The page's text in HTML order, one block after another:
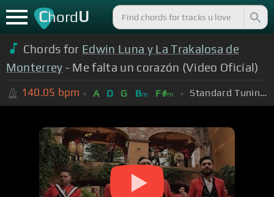
ChordU
Chords for Edwin Luna y La Trakalosa de
Monterrey - Me falta un corazón (Video Oficial)
140.05 bpm A D G Bm F#m Standard Tuning (EADGBE)